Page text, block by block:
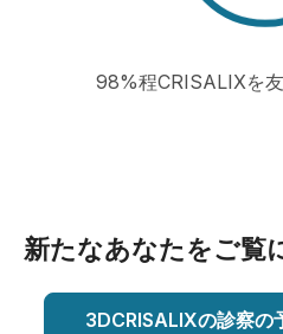
98%程CRISALIXを
新たなあなたをご覧
3DCRISALIXの診察の